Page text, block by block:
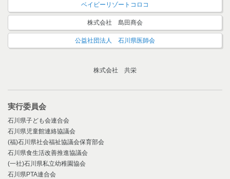
ベイビーリゾートコロコ
株式会社 島田商会
公益社団法人 石川県医師会
株式会社 共栄
実行委員会
石川県子ども会連合会
石川県児童館連絡協議会
(福)石川県社会福祉協議会保育部会
石川県食生活改善推進協議会
(一社)石川県私立幼稚園協会
石川県PTA連合会